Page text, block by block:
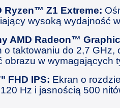
Ryzen™ Z1 Extreme:
wysoką wydajność
AMD Radeon™
taktowaniu do 2,7 GHz,
obrazu w wymagających
FHD IPS: Ekran o
Hz i jasnością 500